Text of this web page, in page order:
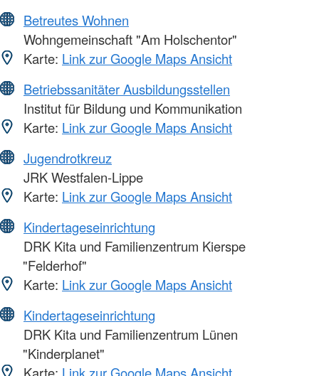
Betreutes Wohnen
Wohngemeinschaft "Am Holschentor"
Karte: Link zur Google Maps Ansicht
Betriebssanitäter Ausbildungsstellen
Institut für Bildung und Kommunikation
Karte: Link zur Google Maps Ansicht
Jugendrotkreuz
JRK Westfalen-Lippe
Karte: Link zur Google Maps Ansicht
Kindertageseinrichtung
DRK Kita und Familienzentrum Kierspe
"Felderhof"
Karte: Link zur Google Maps Ansicht
Kindertageseinrichtung
DRK Kita und Familienzentrum Lünen
"Kinderplanet"